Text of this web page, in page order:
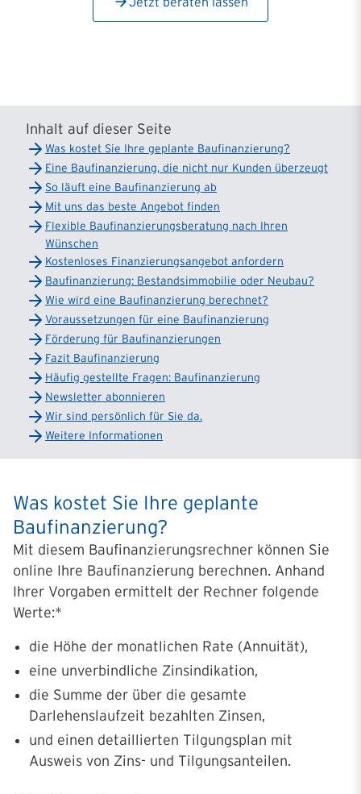
Inhalt auf dieser Seite
Was kostet Sie Ihre geplante Baufinanzierung?
Eine Baufinanzierung, die nicht nur Kunden überzeugt
So läuft eine Baufinanzierung ab
Mit uns das beste Angebot finden
Flexible Bau­finanzierungs­beratung nach Ihren
Wünschen
Kostenloses Finanzierungs­angebot anfordern
Baufinanzierung: Bestandsimmobilie oder Neubau?
Wie wird eine Baufinanzierung berechnet?
Voraussetzungen für eine Baufinanzierung
Förderung für Baufinanzierungen
Fazit Baufinanzierung
Häufig gestellte Fragen: Baufinanzierung
Newsletter abonnieren
Wir sind persönlich für Sie da.
Weitere Informationen
Was kostet Sie Ihre geplante
Baufinanzierung?
Mit diesem Baufinanzierungsrechner können Sie
online Ihre Baufinanzierung berechnen. Anhand
Ihrer Vorgaben ermittelt der Rechner folgende
Werte:*
die Höhe der monatlichen Rate (Annuität),
eine unverbindliche Zinsindikation,
die Summe der über die gesamte
Darlehenslaufzeit bezahlten Zinsen,
und einen detaillierten Tilgungsplan mit
Ausweis von Zins- und Tilgungsanteilen.